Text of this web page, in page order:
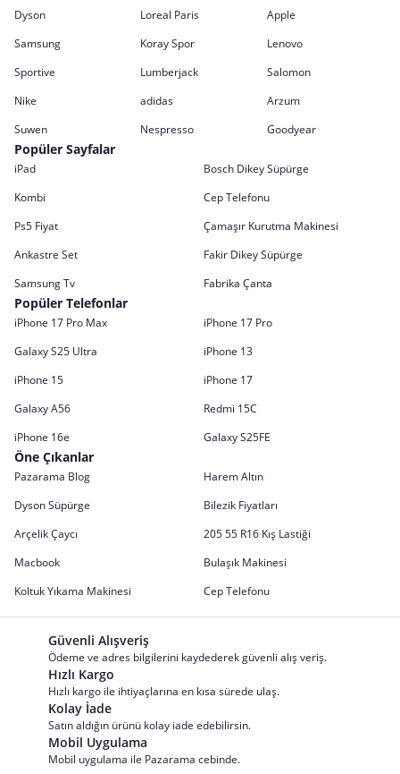
Dyson Loreal Paris
Apple
Samsung
Koray Spor
Lenovo
Sportive
Lumberjack
Salomon
Nike
adidas
Arzum
Suwen
Nespresso Goodyear
Popüler Sayfalar
iPad
Bosch Dikey Süpürge
Kombi
Cep Telefonu
Ps5 Fiyat
Çamaşır Kurutma Makinesi
Ankastre Set
Fakir Dikey Süpürge
Samsung Tv
Fabrika Çanta
Popüler Telefonlar
iPhone 17 Pro Max
iPhone 17 Pro
Galaxy S25 Ultra
iPhone 13
iPhone 15
iPhone 17
Galaxy A56
Redmi 15C
iPhone 16e
Galaxy S25FE
Öne Çıkanlar
Pazarama Blog
Harem Altın
Dyson Süpürge
Bilezik Fiyatları
Arçelik Çaycı
205 55 R16 Kış Lastiği
Macbook
Bulaşık Makinesi
Koltuk Yıkama Makinesi
Cep Telefonu
Güvenli Alışveriş
Ödeme ve adres bilgilerini kaydederek güvenli alış veriş.
Hızlı Kargo
Hızlı kargo ile ihtiyaçlarına en kısa sürede ulaş.
Kolay İade
Satın aldığın ürünü kolay iade edebilirsin.
Mobil Uygulama
Mobil uygulama ile Pazarama cebinde.